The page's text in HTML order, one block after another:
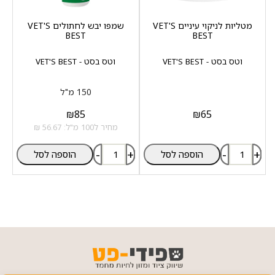
וטס בסט - VET'S BEST
מטליות לניקוי עיניים VET'S
BEST
₪65
- + הוספה לסל
וטס בסט - VET'S BEST
שמפו יבש לחתולים VET'S
BEST
150 מ"ל
₪85
מחיר ל100 מ"ל: 56.67 ₪
- + הוספה לסל